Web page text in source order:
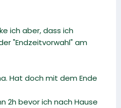
ich aber, dass ich
"Endzeitvorwahl" am
Hat doch mit dem Ende
2h bevor ich nach Hause